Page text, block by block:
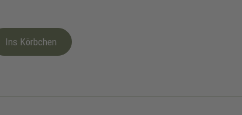
Ins Körbchen